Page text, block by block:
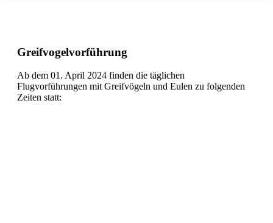
Greifvogelvorführung
Ab dem 01. April 2024 finden die täglichen
Flugvorführungen mit Greifvögeln und Eulen zu folgenden
Zeiten statt: